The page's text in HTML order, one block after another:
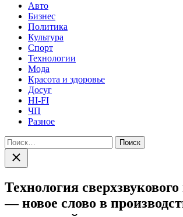
Авто
Бизнес
Политика
Культура
Спорт
Технологии
Мода
Красота и здоровье
Досуг
HI-FI
ЧП
Разное
Найти:
Закрыть
поиск
Технология
— новое слово в